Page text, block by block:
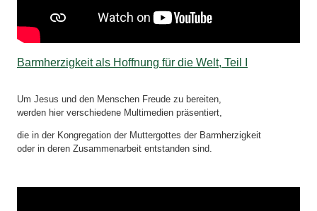
Barmherzigkeit als Hoffnung für die Welt, Teil I
Um Jesus und den Menschen Freude zu bereiten,
werden hier verschiedene Multimedien präsentiert,
die in der Kongregation der Muttergottes der Barmherzigkeit
oder in deren Zusammenarbeit entstanden sind.